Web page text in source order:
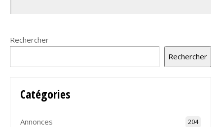
Rechercher
Rechercher
Catégories
Annonces 204